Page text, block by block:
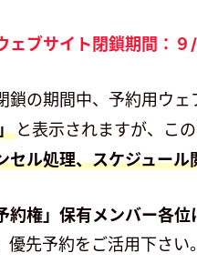
ェブサイト閉鎖期間：９
鎖の期間中、予約用ウェ
と表示されますが、こ
セル処理、スケジュー
約権」保有メンバー各
優先予約をご活用下さい。